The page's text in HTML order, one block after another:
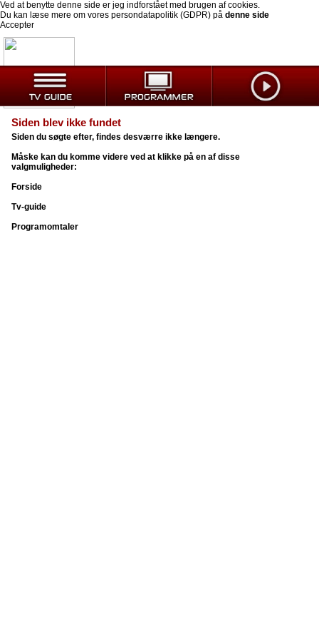
Ved at benytte denne side er jeg indforstået med brugen af cookies.
Du kan læse mere om vores persondatapolitik (GDPR) på denne side
Accepter
Siden blev ikke fundet
Siden du søgte efter, findes desværre ikke længere.
Måske kan du komme videre ved at klikke på en af disse
valgmuligheder:
Forside
Tv-guide
Programomtaler